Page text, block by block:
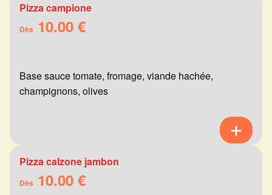
Pizza campione
Dès 10.00 €
Base sauce tomate, fromage, viande hachée,
champignons, olives
Pizza calzone jambon
Dès 10.00 €